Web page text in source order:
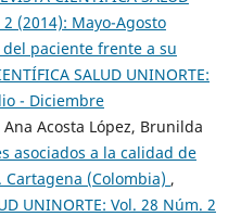
(2014): Mayo-Agosto
paciente frente a su
SALUD UNINORTE:
- Diciembre
Acosta López, Brunilda
asociados a la calidad de
(Colombia) ,
UNINORTE: Vol. 28 Núm. 2